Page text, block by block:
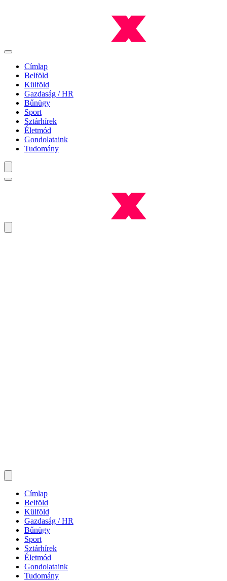
Címlap
Belföld
Külföld
Gazdaság / HR
Bűnügy
Sport
Sztárhírek
Életmód
Gondolataink
Tudomány
Címlap
Belföld
Külföld
Gazdaság / HR
Bűnügy
Sport
Sztárhírek
Életmód
Gondolataink
Tudomány